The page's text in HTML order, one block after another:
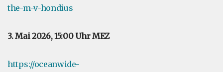
the-m-v-hondius
3. Mai 2026, 15:00 Uhr MEZ
https://oceanwide-